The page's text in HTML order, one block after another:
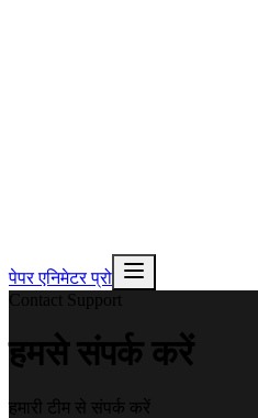
पेपर एनिमेटर प्रो
Contact Support
हमसे संपर्क करें
हमारी टीम से संपर्क करें